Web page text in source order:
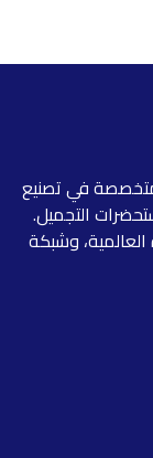
متخصصة في تصنيع
التجميل.
العالمية، وشبكة